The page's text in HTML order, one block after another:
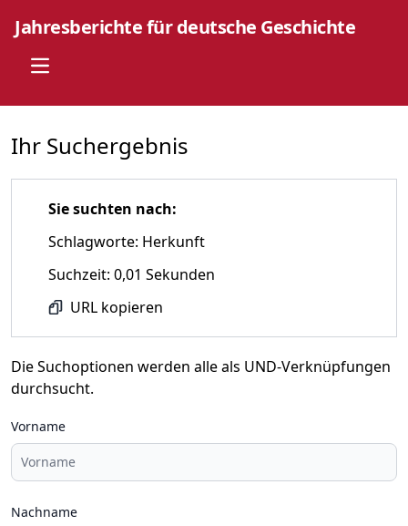
Jahresberichte für deutsche Geschichte
Open main menu
Ihr Suchergebnis
Sie suchten nach:
Schlagworte: Herkunft
Suchzeit: 0,01 Sekunden
URL kopieren
Die Suchoptionen werden alle als UND-Verknüpfungen
durchsucht.
Vorname
Nachname